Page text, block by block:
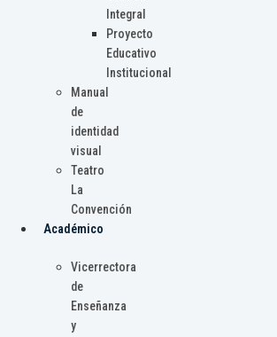
Integral
Proyecto
Educativo
Institucional
Manual
de
identidad
visual
Teatro
La
Convención
Académico
Vicerrectora
de
Enseñanza
y